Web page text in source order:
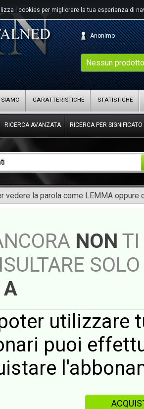
i cookies per migliorare la tua esperienza di
Nessun
Anonimo
SIAMO CARATTERISTICHE STATISTICHE
RICERCA AVANZATA RICERCA PER SIGNIFICATO
vedere la parola come LEMMA oppure
NON TI
A
utilizzare
puoi